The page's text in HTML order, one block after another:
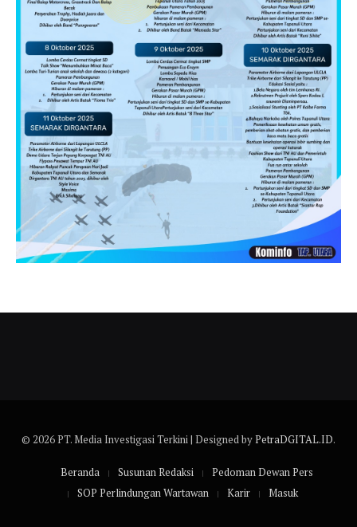
© 2026 PT. Media Investigasi Terkini | Designed byPetraDGITAL.ID.
Beranda Susunan Redaksi
Pedoman Dewan Pers
SOP Perlindungan Wartawan
Karir Masuk